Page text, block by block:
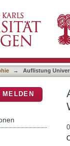
→ Auflistung